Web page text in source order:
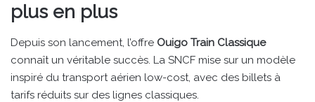
plus en plus
Depuis son lancement, l’offre Ouigo Train Classique
connaît un véritable succès. La SNCF mise sur un modèle
inspiré du transport aérien low-cost, avec des billets à
tarifs réduits sur des lignes classiques.